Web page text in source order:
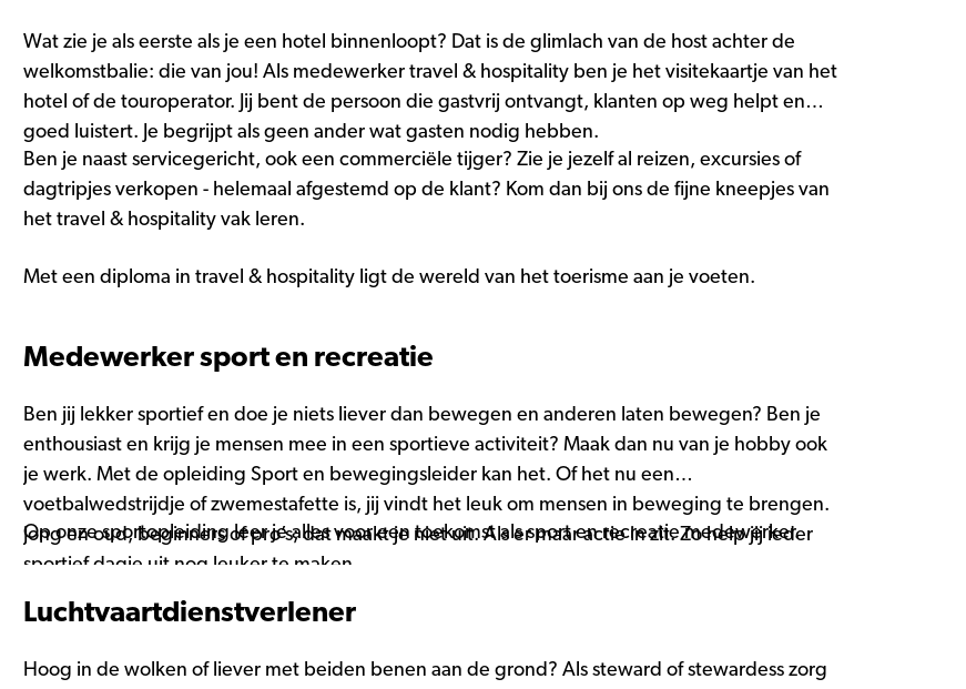
Wat zie je als eerste als je een hotel binnenloopt? Dat is de glimlach van de host achter de
welkomstbalie: die van jou! Als medewerker travel & hospitality ben je het visitekaartje van het
hotel of de touroperator. Jij bent de persoon die gastvrij ontvangt, klanten op weg helpt en
goed luistert. Je begrijpt als geen ander wat gasten nodig hebben.
Ben je naast servicegericht, ook een commerciële tijger? Zie je jezelf al reizen, excursies of
dagtripjes verkopen - helemaal afgestemd op de klant? Kom dan bij ons de fijne kneepjes van
het travel & hospitality vak leren.
Met een diploma in travel & hospitality ligt de wereld van het toerisme aan je voeten.
Medewerker sport en recreatie
Ben jij lekker sportief en doe je niets liever dan bewegen en anderen laten bewegen? Ben je
enthousiast en krijg je mensen mee in een sportieve activiteit? Maak dan nu van je hobby ook
je werk. Met de opleiding Sport en bewegingsleider kan het. Of het nu een
voetbalwedstrijdje of zwemestafette is, jij vindt het leuk om mensen in beweging te brengen.
Jong en oud, beginners of pro’s; dat maakt je niet uit. Als er maar actie in zit. Zo help jij ieder
sportief dagje uit nog leuker te maken.
Op onze sportopleiding leer je alles voor een toekomst als sport en recreatie medewerker.
Luchtvaartdienstverlener
Hoog in de wolken of liever met beiden benen aan de grond? Als steward of stewardess zorg